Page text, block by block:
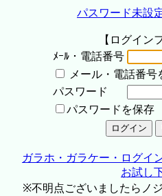
パスワード未設
【ログイン
ﾒｰﾙ・電話番号
メール・電話番号
パスワード
パスワードを保存
ガラホ・ガラケー・ログイ
お試し
※不明点ございましたらノ